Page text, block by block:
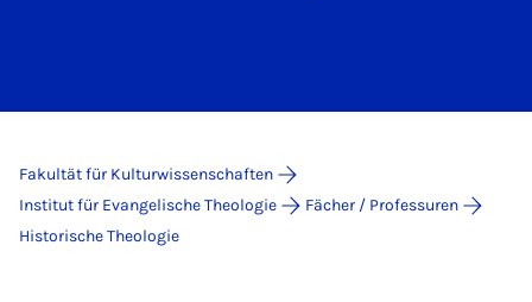
Fakultät für Kulturwissenschaften
Institut für Evangelische Theologie
Fächer / Professuren
Historische Theologie